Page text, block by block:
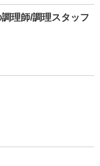
理師/調理スタッフ